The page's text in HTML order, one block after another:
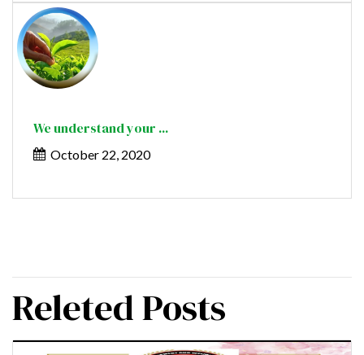
We understand your ...
October 22, 2020
Releted Posts